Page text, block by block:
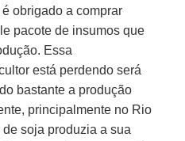
obrigado a comprar
pacote de insumos que
Essa
está perdendo será
bastante a produção
principalmente no Rio
soja produzia a sua